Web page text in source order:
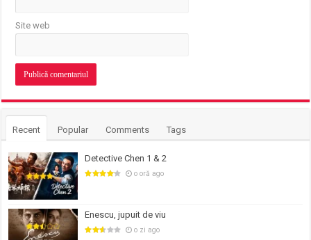
Site web
Recent Popular Comments Tags
Detective Chen 1 & 2
o oră ago
Enescu, jupuit de viu
o zi ago